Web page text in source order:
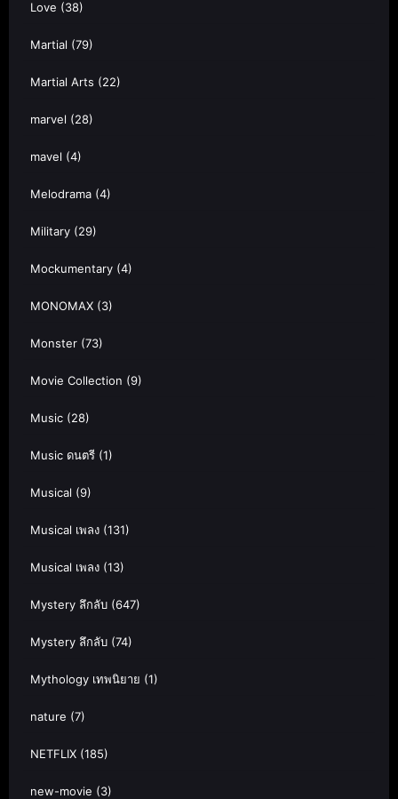
Love (38)
Martial (79)
Martial Arts (22)
marvel (28)
mavel (4)
Melodrama (4)
Military (29)
Mockumentary (4)
MONOMAX (3)
Monster (73)
Movie Collection (9)
Music (28)
Music ดนตรี (1)
Musical (9)
Musical เพลง (131)
Musical เพลง (13)
Mystery ลึกลับ (647)
Mystery ลึกลับ (74)
Mythology เทพนิยาย (1)
nature (7)
NETFLIX (185)
new-movie (3)